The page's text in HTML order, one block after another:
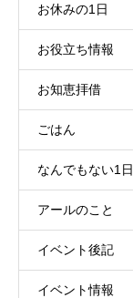
お休みの1日
お役立ち情報
お知恵拝借
ごはん
なんでもない1日
アールのこと
イベント後記
イベント情報